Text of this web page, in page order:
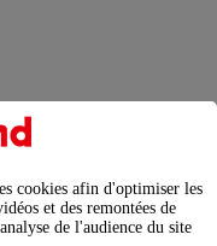
des appareils
électrique
: concentrer les
cookies afin d'optimiser les
et des remontées de
de l'audience du site